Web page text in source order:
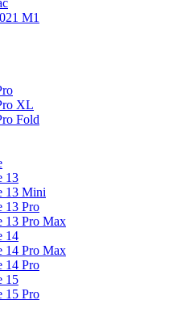
M1
XL
Fold
13
13 Mini
13 Pro
13 Pro Max
14
14 Pro Max
14 Pro
15
15 Pro